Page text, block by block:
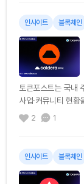
인사이트 블록체인
토큰포스트는 국내
사업·커뮤니티 현
젝트들의 목소리를
2 1
인사이트 블록체인